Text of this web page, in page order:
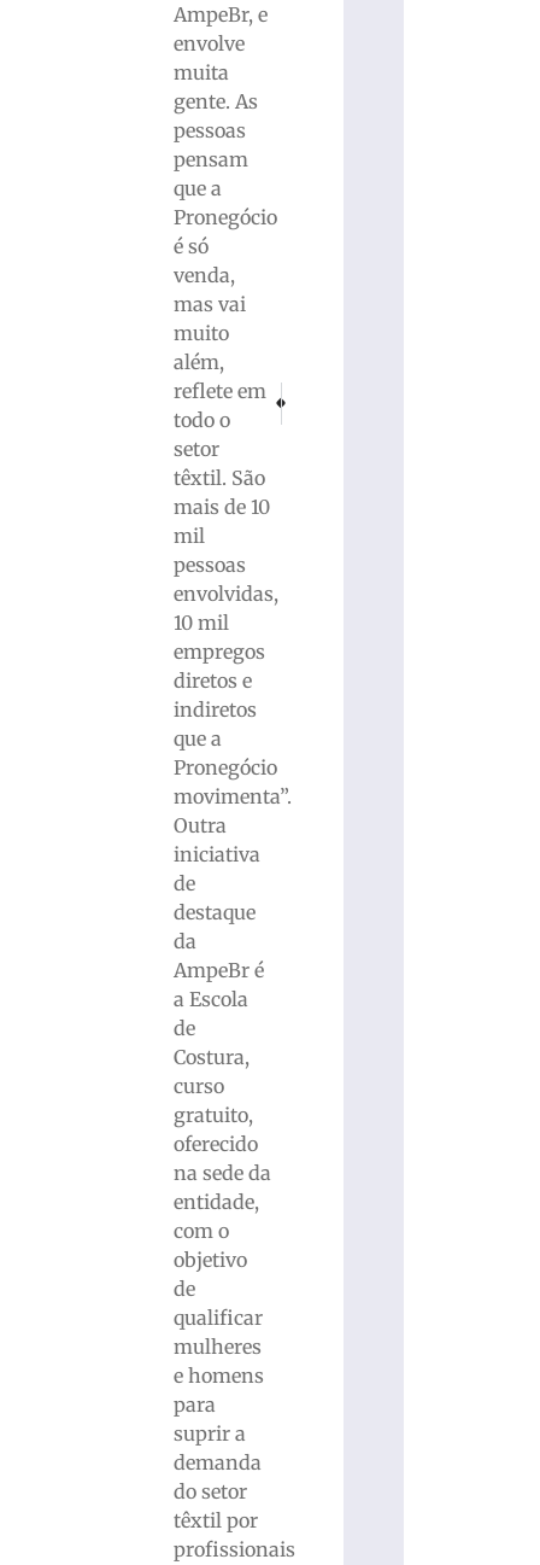
AmpeBr, e
envolve
muita
gente. As
pessoas
pensam
que a
Pronegócio
é só
venda,
mas vai
muito
além,
reflete em
todo o
setor
têxtil. São
mais de 10
mil
pessoas
envolvidas,
10 mil
empregos
diretos e
indiretos
que a
Pronegócio
movimenta”.
Outra
iniciativa
de
destaque
da
AmpeBr é
a Escola
de
Costura,
curso
gratuito,
oferecido
na sede da
entidade,
com o
objetivo
de
qualificar
mulheres
e homens
para
suprir a
demanda
do setor
têxtil por
profissionais
PRÓXIMO